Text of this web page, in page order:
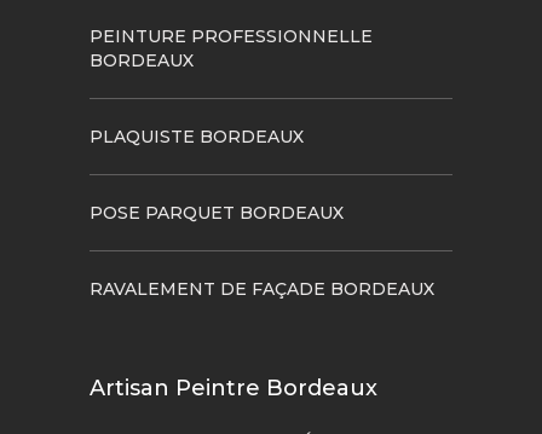
PEINTURE PROFESSIONNELLE
BORDEAUX
PLAQUISTE BORDEAUX
POSE PARQUET BORDEAUX
RAVALEMENT DE FAÇADE BORDEAUX
Artisan Peintre Bordeaux